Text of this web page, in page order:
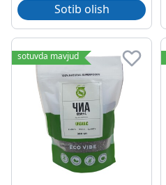
Sotib olish
sotuvda mavjud